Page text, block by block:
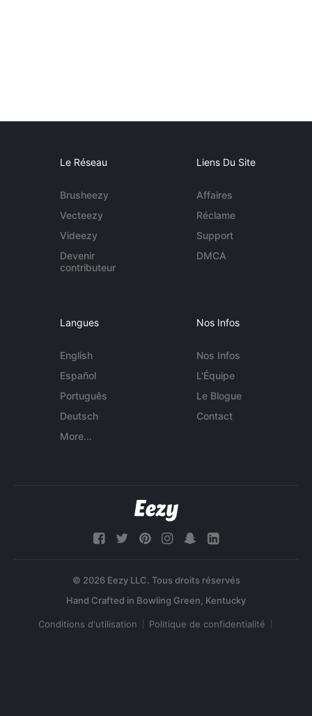
Le Réseau
Brusheezy
Vecteezy
Videezy
Devenir
contributeur
Liens Du Site
Affaires
Réclame
Support
DMCA
Langues
English
Español
Português
Deutsch
More...
Nos Infos
Nos Infos
L'Équipe
Le Blogue
Contact
© 2026 Eezy LLC. Tous droits réservés
Conditions d'utilisation Politique de confidentialité